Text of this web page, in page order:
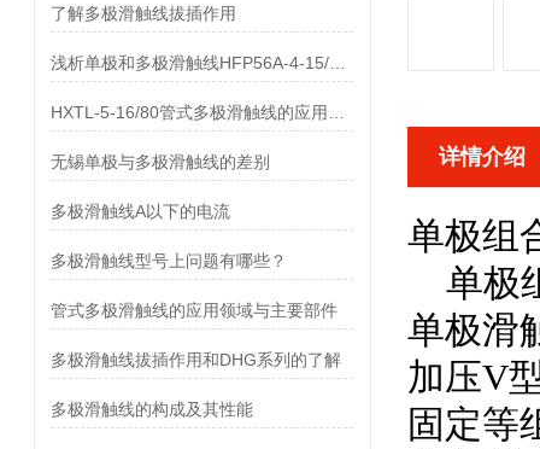
了解多极滑触线拔插作用
无锡单极与多极滑触线的差别
多极滑触线A以下的电流
多极滑触线型号上问题有哪些？
管式多极滑触线的应用领域与主要部件
多极滑触线拔插作用和DHG系列的了解
多极滑触线的构成及其性能
详情介绍
单极组
单极
单极滑
加压V
固定等